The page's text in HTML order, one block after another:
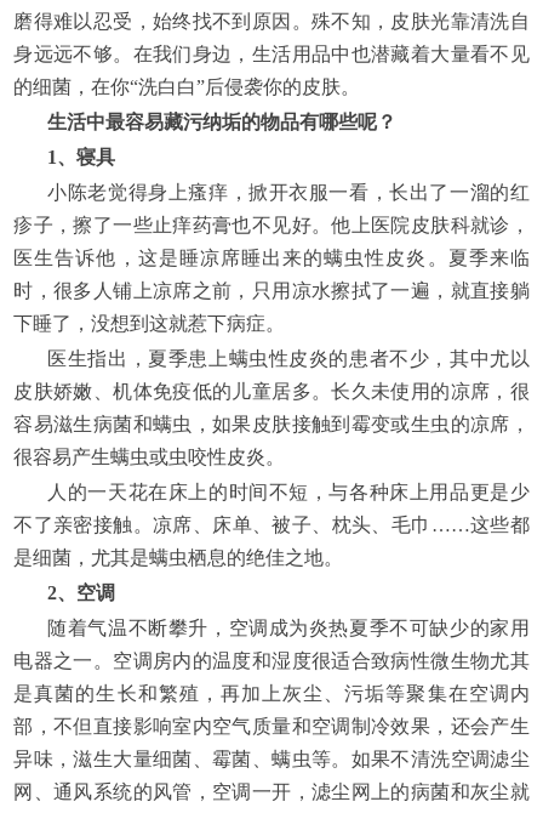
磨得难以忍受，始终找不到原因。殊不知，皮肤光靠清洗自
身远远不够。在我们身边，生活用品中也潜藏着大量看不见
的细菌，在你“洗白白”后侵袭你的皮肤。
生活中最容易藏污纳垢的物品有哪些呢？
1、寝具
小陈老觉得身上瘙痒，掀开衣服一看，长出了一溜的红
疹子，擦了一些止痒药膏也不见好。他上医院皮肤科就诊，
医生告诉他，这是睡凉席睡出来的螨虫性皮炎。夏季来临
时，很多人铺上凉席之前，只用凉水擦拭了一遍，就直接躺
下睡了，没想到这就惹下病症。
医生指出，夏季患上螨虫性皮炎的患者不少，其中尤以
皮肤娇嫩、机体免疫低的儿童居多。长久未使用的凉席，很
容易滋生病菌和螨虫，如果皮肤接触到霉变或生虫的凉席，
很容易产生螨虫或虫咬性皮炎。
人的一天花在床上的时间不短，与各种床上用品更是少
不了亲密接触。凉席、床单、被子、枕头、毛巾……这些都
是细菌，尤其是螨虫栖息的绝佳之地。
2、空调
随着气温不断攀升，空调成为炎热夏季不可缺少的家用
电器之一。空调房内的温度和湿度很适合致病性微生物尤其
是真菌的生长和繁殖，再加上灰尘、污垢等聚集在空调内
部，不但直接影响室内空气质量和空调制冷效果，还会产生
异味，滋生大量细菌、霉菌、螨虫等。如果不清洗空调滤尘
网、通风系统的风管，空调一开，滤尘网上的病菌和灰尘就